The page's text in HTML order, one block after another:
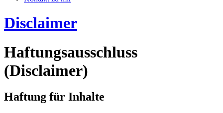
Disclaimer
Haftungsausschluss
(Disclaimer)
Haftung für Inhalte